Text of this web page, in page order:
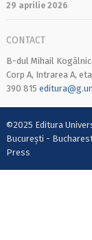
29 aprilie 2026
CONTACT
B-dul Mihail
Corp A, Intrarea A,
390 815
©2025 Editura
București -
Press